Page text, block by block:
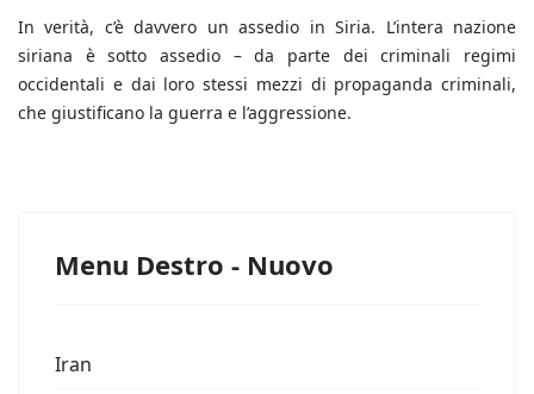
In verità, c’è davvero un assedio in Siria. L’intera nazione
siriana è sotto assedio – da parte dei criminali regimi
occidentali e dai loro stessi mezzi di propaganda criminali,
che giustificano la guerra e l’aggressione.
Menu Destro - Nuovo
Iran